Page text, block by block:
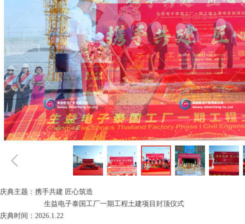
ꁆ
庆典主题：携手共建 匠心筑造
生益电子泰国工厂一期工程土建项目封顶仪式
庆典时间：2026.1.22